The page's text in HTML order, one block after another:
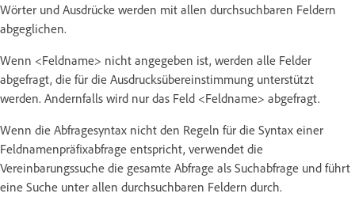
Wörter und Ausdrücke werden mit allen durchsuchbaren Feldern
abgeglichen.
Wenn <Feldname> nicht angegeben ist, werden alle Felder
abgefragt, die für die Ausdrucksübereinstimmung unterstützt
werden. Andernfalls wird nur das Feld <Feldname> abgefragt.
Wenn die Abfragesyntax nicht den Regeln für die Syntax einer
Feldnamenpräfixabfrage entspricht, verwendet die
Vereinbarungssuche die gesamte Abfrage als Suchabfrage und führt
eine Suche unter allen durchsuchbaren Feldern durch.